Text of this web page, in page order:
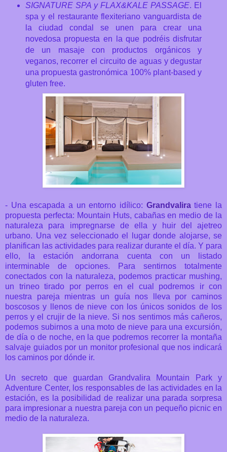
SIGNATURE SPA y FLAX&KALE PASSAGE. El
spa y el restaurante flexiteriano vanguardista de
la ciudad condal se unen para crear una
novedosa propuesta en la que podréis disfrutar
de un masaje con productos orgánicos y
veganos, recorrer el circuito de aguas y degustar
una propuesta gastronómica 100% plant-based y
gluten free.
- Una escapada a un entorno idílico: Grandvaliratiene la
propuesta perfecta: Mountain Huts, cabañas en medio de la
naturaleza para impregnarse de ella y huir del ajetreo
urbano. Una vez seleccionado el lugar donde alojarse, se
planifican las actividades para realizar durante el día. Y para
ello, la estación andorrana cuenta con un listado
interminable de opciones. Para sentirnos totalmente
conectados con la naturaleza, podemos practicar mushing,
un trineo tirado por perros en el cual podremos ir con
nuestra pareja mientras un guía nos lleva por caminos
boscosos y llenos de nieve con los únicos sonidos de los
perros y el crujir de la nieve. Si nos sentimos más cañeros,
podemos subirnos a una moto de nieve para una excursión,
de día o de noche, en la que podremos recorrer la montaña
salvaje guiados por un monitor profesional que nos indicará
los caminos por dónde ir.
Un secreto que guardan Grandvalira Mountain Park y
Adventure Center, los responsables de las actividades en la
estación, es la posibilidad de realizar una parada sorpresa
para impresionar a nuestra pareja con un pequeño picnic en
medio de la naturaleza.